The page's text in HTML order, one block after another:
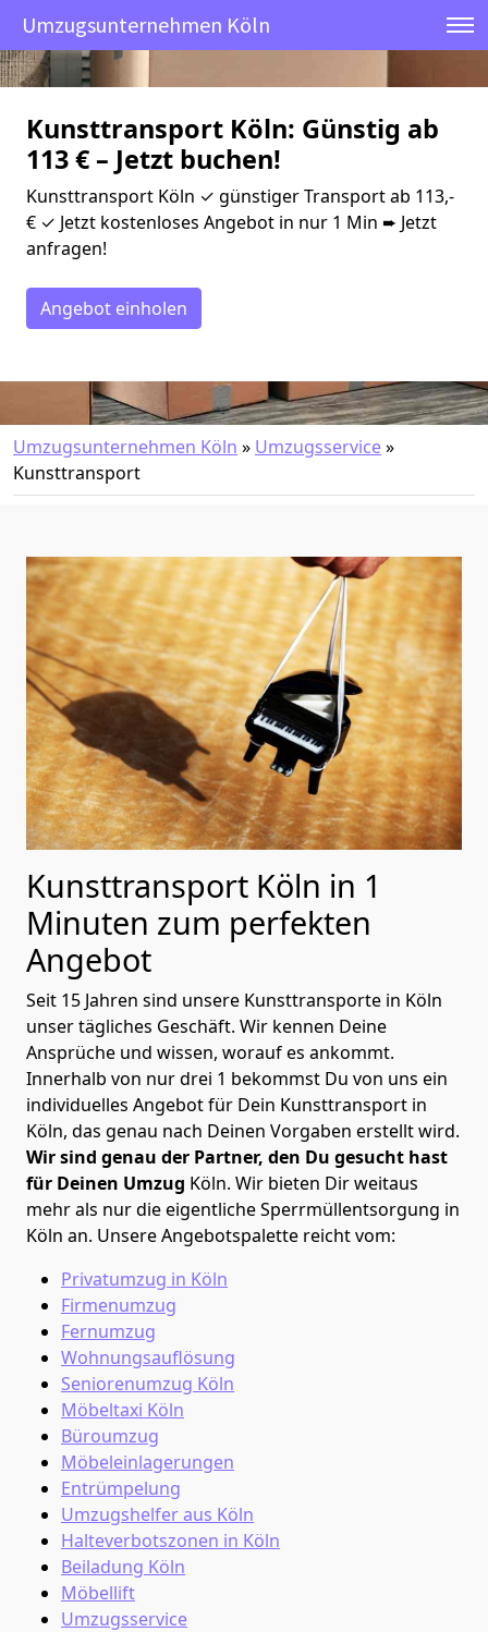
Umzugsunternehmen Köln
Kunsttransport Köln: Günstig ab
113 € – Jetzt buchen!
Kunsttransport Köln ✓ günstiger Transport ab 113,-
€ ✓ Jetzt kostenloses Angebot in nur 1 Min ➨ Jetzt
anfragen!
Angebot einholen
Umzugsunternehmen Köln » Umzugsservice»
Kunsttransport
Kunsttransport Köln in 1
Minuten zum perfekten
Angebot
Seit 15 Jahren sind unsere Kunsttransporte in Köln
unser tägliches Geschäft. Wir kennen Deine
Ansprüche und wissen, worauf es ankommt.
Innerhalb von nur drei 1 bekommst Du von uns ein
individuelles Angebot für Dein Kunsttransport in
Köln, das genau nach Deinen Vorgaben erstellt wird.
Wir sind genau der Partner, den Du gesucht hast
für Deinen Umzug Köln. Wir bieten Dir weitaus
mehr als nur die eigentliche Sperrmüllentsorgung in
Köln an. Unsere Angebotspalette reicht vom:
Privatumzug in Köln
Firmenumzug
Fernumzug
Wohnungsauflösung
Seniorenumzug Köln
Möbeltaxi Köln
Büroumzug
Möbeleinlagerungen
Entrümpelung
Umzugshelfer aus Köln
Halteverbotszonen in Köln
Beiladung Köln
Möbellift
Umzugsservice